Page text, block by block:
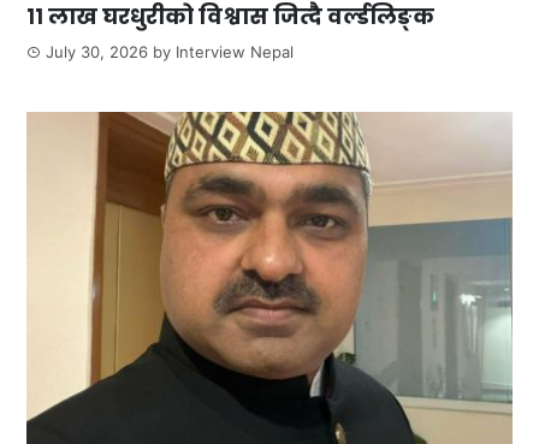
११ लाख घरधुरीको विश्वास जित्दै वर्ल्डलिङ्क
July 30, 2026 by Interview Nepal